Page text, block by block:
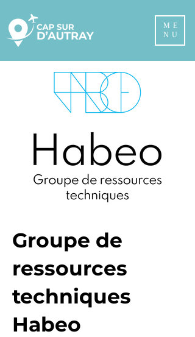
ME
NU
Groupe de
ressources
techniques
Habeo